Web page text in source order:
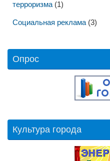
терроризма (1)
Социальная реклама (3)
Опрос
Культура города